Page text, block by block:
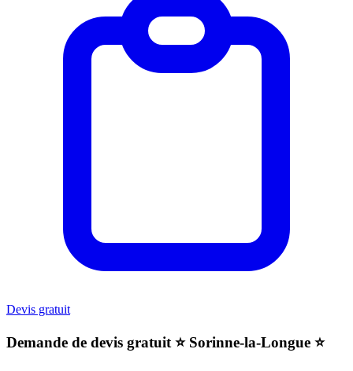
Devis gratuit
Demande de devis gratuit ⭐️ Sorinne-la-Longue ⭐️